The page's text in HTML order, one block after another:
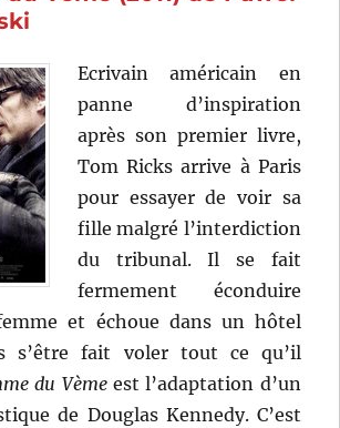
Ecrivain américain en
panne d’inspiration
après son premier livre,
Tom Ricks arrive à Paris
pour essayer de voir sa
fille malgré l’interdiction
du tribunal. Il se fait
fermement éconduire
et échoue dans un hôtel
s’être fait voler tout ce qu’il
du Vèmeest l’adaptation d’un
de Douglas Kennedy. C’est